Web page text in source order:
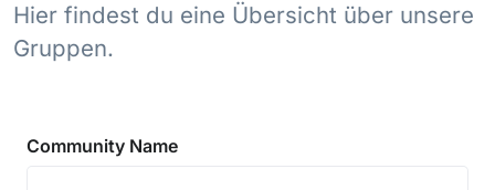
Hier findest du eine Übersicht über unsere
Gruppen.
Community Name